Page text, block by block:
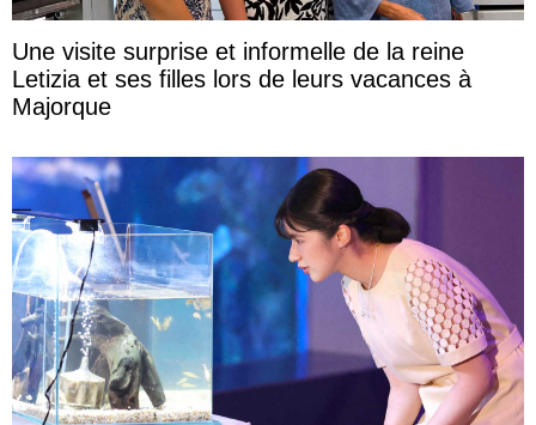
Une visite surprise et informelle de la reine
Letizia et ses filles lors de leurs vacances à
Majorque